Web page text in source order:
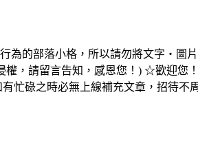
部落小格，所以請勿將文字‧圖片
，請留言告知，感恩您！) ☆歡迎您
忙碌之時必無上線補充文章，招待